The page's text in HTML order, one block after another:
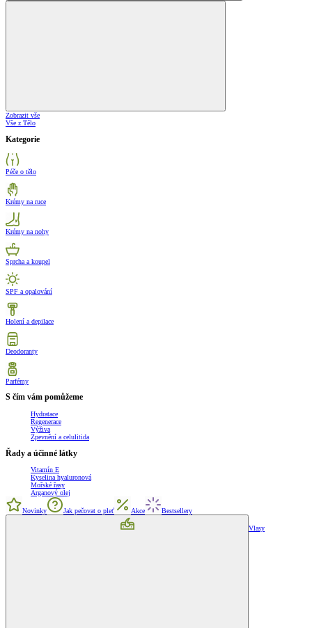
Zobrazit vše
Vše z Tělo
Kategorie
Péče o tělo
Krémy na ruce
Krémy na nohy
Sprcha a koupel
SPF a opalování
Holení a depilace
Deodoranty
Parfémy
S čím vám pomůžeme
Hydratace
Regenerace
Výživa
Zpevnění a celulitida
Řady a účinné látky
Vitamín E
Kyselina hyaluronová
Mořské řasy
Arganový olej
Novinky Jak pečovat o pleť Akce Bestsellery
Vlasy